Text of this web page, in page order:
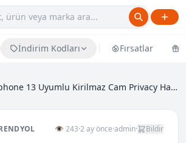
İndirim Kodları Fırsatlar
Iphone 13 Uyumlu Kirilmaz Cam Privacy Hayalet Tam...
👁 243·2 ay önce·admin· Bildir